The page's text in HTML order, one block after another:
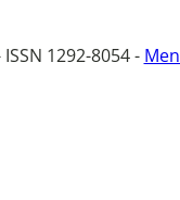
1292-8054 -